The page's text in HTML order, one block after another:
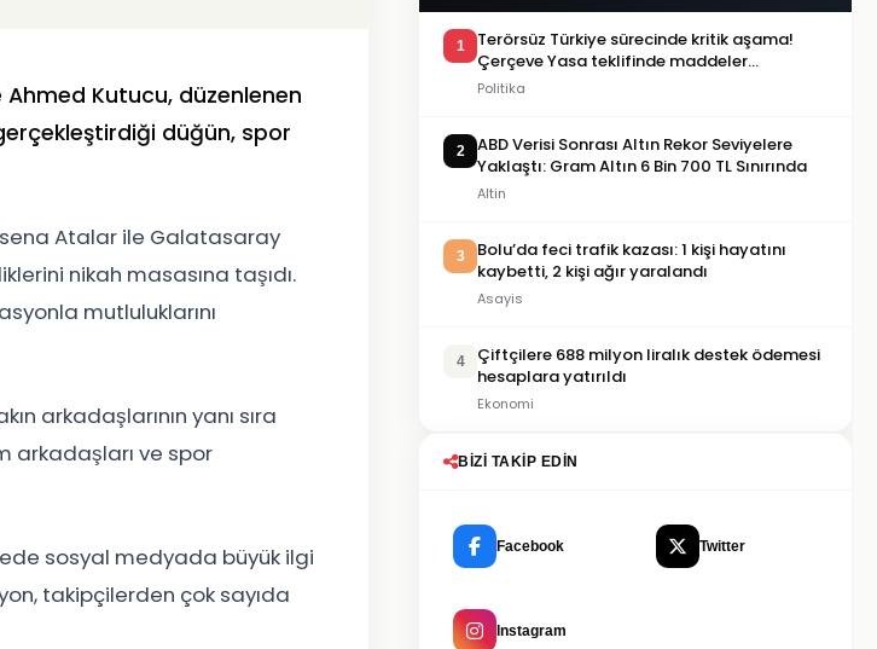
Ahmed Kutucu, düzenlenen
düğün, spor
Atalar ile Galatasaray
nikah masasına taşıdı.
mutluluklarını
arkadaşlarının yanı sıra
arkadaşları ve spor
sosyal medyada büyük ilgi
takipçilerden çok sayıda
1
Terörsüz Türkiye sürecinde kritik aşama!
Çerçeve Yasa teklifinde maddeler
görüşülmeye başlandı
Politika
2
ABD Verisi Sonrası Altın Rekor Seviyelere
Yaklaştı: Gram Altın 6 Bin 700 TL Sınırında
Altin
3
Bolu’da feci trafik kazası: 1 kişi hayatını
kaybetti, 2 kişi ağır yaralandı
Asayis
4
Çiftçilere 688 milyon liralık destek ödemesi
hesaplara yatırıldı
Ekonomi
BIZI TAKIP EDIN
Facebook Twitter
Instagram